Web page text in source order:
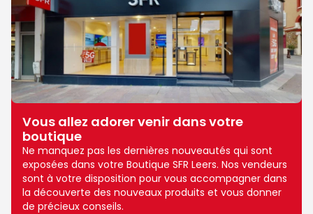
Vous allez adorer venir dans votre
boutique
Ne manquez pas les dernières nouveautés qui sont
exposées dans votre Boutique SFR Leers. Nos vendeurs
sont à votre disposition pour vous accompagner dans
la découverte des nouveaux produits et vous donner
de précieux conseils.